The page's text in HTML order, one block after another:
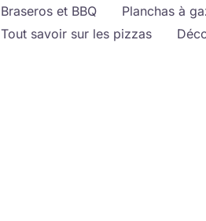
Braseros et BBQ
Planchas à
Tout savoir sur les pizzas